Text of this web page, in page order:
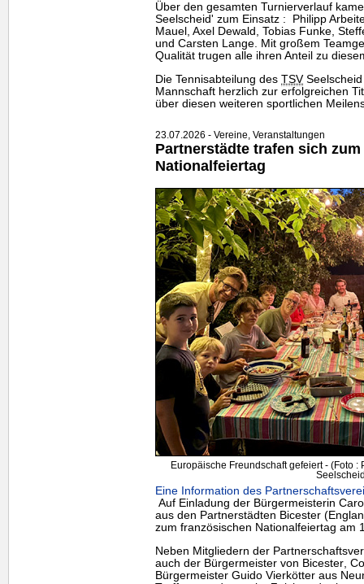
Über den gesamten Turnierverlauf
Seelscheid' zum Einsatz : Philipp
Mauel, Axel Dewald, Tobias Funke,
und Carsten Lange. Mit großem
Qualität trugen alle ihren Anteil zu
Die Tennisabteilung des TSV
Mannschaft herzlich zur erfolgreichen
über diesen weiteren sportlichen
23.07.2026 - Vereine, Veranstaltungen
Partnerstädte trafen sich
Nationalfeiertag
Europäische Freundschaft gefeiert - (Foto
Eine Information des
Auf Einladung der Bürgermeisterin
aus den Partnerstädten Bicester
zum französischen Nationalfeiertag am
Neben Mitgliedern der
auch der Bürgermeister von Bicester,
Bürgermeister Guido Vierkötter aus